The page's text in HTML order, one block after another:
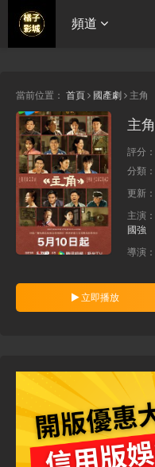
頻道
當前位置： 首頁 國產劇 主角
主角
評分：
分類：
更新：
主演：
國強
導演：
立即播放